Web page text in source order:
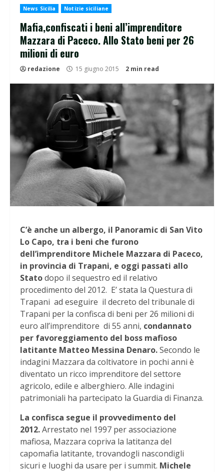
News Sicilia Notizie siciliane
Mafia,confiscati i beni all’imprenditore
Mazzara di Paceco. Allo Stato beni per 26
milioni di euro
redazione 15 giugno 2015 2 min read
C’è anche un albergo, il Panoramic di San Vito
Lo Capo, tra i beni che furono
dell’imprenditore Michele Mazzara di Paceco,
in provincia di Trapani, e oggi passati allo
Statodopo il sequestro ed il relativo
procedimento del 2012. E’ stata la Questura di
Trapani ad eseguire il decreto del tribunale di
Trapani per la confisca di beni per 26 milioni di
euro all’imprenditore di 55 anni, condannato
per favoreggiamento del boss mafioso
latitante Matteo Messina Denaro.Secondo le
indagini Mazzara da coltivatore in pochi anni è
diventato un ricco imprenditore del settore
agricolo, edile e alberghiero. Alle indagini
patrimoniali ha partecipato la Guardia di Finanza.
La confisca segue il provvedimento del
2012.Arrestato nel 1997 per associazione
mafiosa, Mazzara copriva la latitanza del
capomafia latitante, trovandogli nascondigli
sicuri e luoghi da usare per i summit. Michele